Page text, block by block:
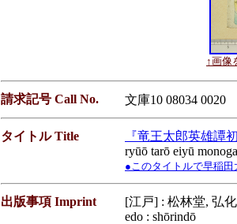
↑画像
請求記号 Call No. 文庫10 08034 0020
タイトル Title
『竜王太郎英雄譚
ryūō tarō eiyū
●このタイトルで早稲田
出版事項 Imprint
[江戸] : 松林堂, 弘
edo : shōrindō